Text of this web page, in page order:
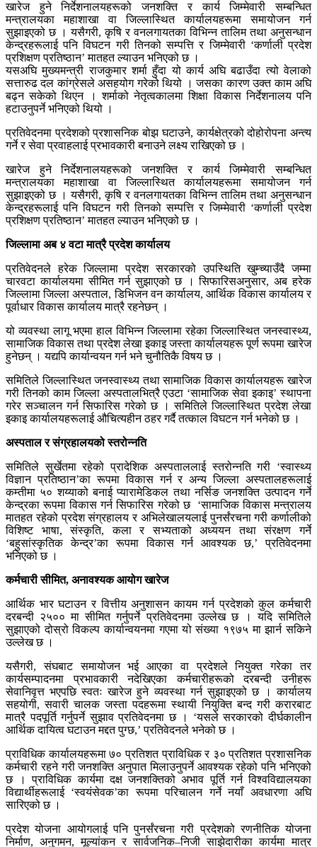
खारेज हुने निर्देशनालयहरूको जनशक्ति र कार्य जिम्मेवारी सम्बन्धित
मन्त्रालयका महाशाखा वा जिल्लास्थित कार्यालयहरूमा समायोजन गर्न
सुझाइएको छ । यसैगरी, कृषि र वनलगायतका विभिन्न तालिम तथा अनुसन्धान
केन्द्रहरूलाई पनि विघटन गरी तिनको सम्पत्ति र जिम्मेवारी ‘कर्णाली प्रदेश
प्रशिक्षण प्रतिष्ठान’ मातहत ल्याउन भनिएको छ ।
यसअघि मुख्यमन्त्री राजकुमार शर्मा हुँदा यो कार्य अघि बढाउँदा त्यो वेलाको
सत्तारुढ दल कांग्रेसले असहयोग गरेको थियो । जसका कारण उक्त काम अघि
बढ्न सकेको थिएन । शर्माको नेतृत्वकालमा शिक्षा विकास निर्देशनालय पनि
हटाउनुपर्ने भनिएको थियो ।
प्रतिवेदनमा प्रदेशको प्रशासनिक बोझ घटाउने, कार्यक्षेत्रको दोहोरोपना अन्त्य
गर्ने र सेवा प्रवाहलाई प्रभावकारी बनाउने लक्ष्य राखिएको छ ।
खारेज हुने निर्देशनालयहरूको जनशक्ति र कार्य जिम्मेवारी सम्बन्धित
मन्त्रालयका महाशाखा वा जिल्लास्थित कार्यालयहरूमा समायोजन गर्न
सुझाइएको छ । यसैगरी, कृषि र वनलगायतका विभिन्न तालिम तथा अनुसन्धान
केन्द्रहरूलाई पनि विघटन गरी तिनको सम्पत्ति र जिम्मेवारी ‘कर्णाली प्रदेश
प्रशिक्षण प्रतिष्ठान’ मातहत ल्याउन भनिएको छ ।
जिल्लामा अब ४ वटा मात्रै प्रदेश कार्यालय
प्रतिवेदनले हरेक जिल्लामा प्रदेश सरकारको उपस्थिति खुम्च्याउँदै जम्मा
चारवटा कार्यालयमा सीमित गर्न सुझाएको छ । सिफारिसअनुसार, अब हरेक
जिल्लामा जिल्ला अस्पताल, डिभिजन वन कार्यालय, आर्थिक विकास कार्यालय र
पूर्वाधार विकास कार्यालय मात्रै रहनेछन् ।
यो व्यवस्था लागू भएमा हाल विभिन्न जिल्लामा रहेका जिल्लास्थित जनस्वास्थ्य,
सामाजिक विकास तथा प्रदेश लेखा इकाइ जस्ता कार्यालयहरू पूर्ण रूपमा खारेज
हुनेछन् । यद्यपि कार्यान्वयन गर्न भने चुनौतिकै विषय छ ।
समितिले जिल्लास्थित जनस्वास्थ्य तथा सामाजिक विकास कार्यालयहरू खारेज
गरी तिनको काम जिल्ला अस्पतालभित्रै एउटा ‘सामाजिक सेवा इकाइ’ स्थापना
गरेर सञ्चालन गर्न सिफारिस गरेको छ । समितिले जिल्लास्थित प्रदेश लेखा
इकाइ कार्यालयहरूलाई औचित्यहीन ठहर गर्दै तत्काल विघटन गर्न भनेको छ ।
अस्पताल र संग्रहालयको स्तरोन्नति
समितिले सुर्खेतमा रहेको प्रादेशिक अस्पताललाई स्तरोन्नति गरी ‘स्वास्थ्य
विज्ञान प्रतिष्ठान’का रूपमा विकास गर्न र अन्य जिल्ला अस्पतालहरूलाई
कम्तीमा ५० शय्याको बनाई प्यारामेडिकल तथा नर्सिङ जनशक्ति उत्पादन गर्ने
केन्द्रका रूपमा विकास गर्न सिफारिस गरेको छ ‘सामाजिक विकास मन्त्रालय
मातहत रहेको प्रदेश संग्रहालय र अभिलेखालयलाई पुनर्संरचना गरी कर्णालीको
विशिष्ट भाषा, संस्कृति, कला र सभ्यताको अध्ययन तथा संरक्षण गर्ने
‘बहुसांस्कृतिक केन्द्र’का रूपमा विकास गर्न आवश्यक छ,’ प्रतिवेदनमा
भनिएको छ ।
कर्मचारी सीमित, अनावश्यक आयोग खारेज
आर्थिक भार घटाउन र वित्तीय अनुशासन कायम गर्न प्रदेशको कुल कर्मचारी
दरबन्दी २५०० मा सीमित गर्नुपर्ने प्रतिवेदनमा उल्लेख छ । यदि समितिले
सुझाएको दोस्रो विकल्प कार्यान्वयनमा गएमा यो संख्या १९७५ मा झार्न सकिने
उल्लेख छ ।
यसैगरी, संघबाट समायोजन भई आएका वा प्रदेशले नियुक्त गरेका तर
कार्यसम्पादनमा प्रभावकारी नदेखिएका कर्मचारीहरूको दरबन्दी उनीहरू
सेवानिवृत्त भएपछि स्वतः खारेज हुने व्यवस्था गर्न सुझाइएको छ । कार्यालय
सहयोगी, सवारी चालक जस्ता पदहरूमा स्थायी नियुक्ति बन्द गरी करारबाट
मात्रै पदपूर्ति गर्नुपर्ने सुझाव प्रतिवेदनमा छ । ‘यसले सरकारको दीर्घकालीन
आर्थिक दायित्व घटाउन मद्दत पुग्छ,’ प्रतिवेदनले भनेको छ ।
प्राविधिक कार्यालयहरूमा ७० प्रतिशत प्राविधिक र ३० प्रतिशत प्रशासनिक
कर्मचारी रहने गरी जनशक्ति अनुपात मिलाउनुपर्ने आवश्यक रहेको पनि भनिएको
छ । प्राविधिक कार्यमा दक्ष जनशक्तिको अभाव पूर्ति गर्न विश्वविद्यालयका
विद्यार्थीहरूलाई ‘स्वयंसेवक’का रूपमा परिचालन गर्ने नयाँ अवधारणा अघि
सारिएको छ ।
प्रदेश योजना आयोगलाई पनि पुनर्संरचना गरी प्रदेशको रणनीतिक योजना
निर्माण, अनुगमन, मूल्यांकन र सार्वजनिक–निजी साझेदारीका कार्यमा मात्र